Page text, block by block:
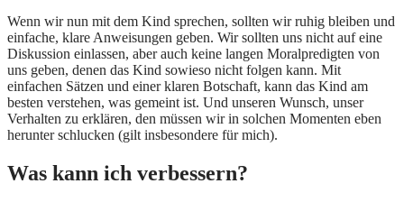
Wenn wir nun mit dem Kind sprechen, sollten wir ruhig bleiben und
einfache, klare Anweisungen geben. Wir sollten uns nicht auf eine
Diskussion einlassen, aber auch keine langen Moralpredigten von
uns geben, denen das Kind sowieso nicht folgen kann. Mit
einfachen Sätzen und einer klaren Botschaft, kann das Kind am
besten verstehen, was gemeint ist. Und unseren Wunsch, unser
Verhalten zu erklären, den müssen wir in solchen Momenten eben
herunter schlucken (gilt insbesondere für mich).
Was kann ich verbessern?